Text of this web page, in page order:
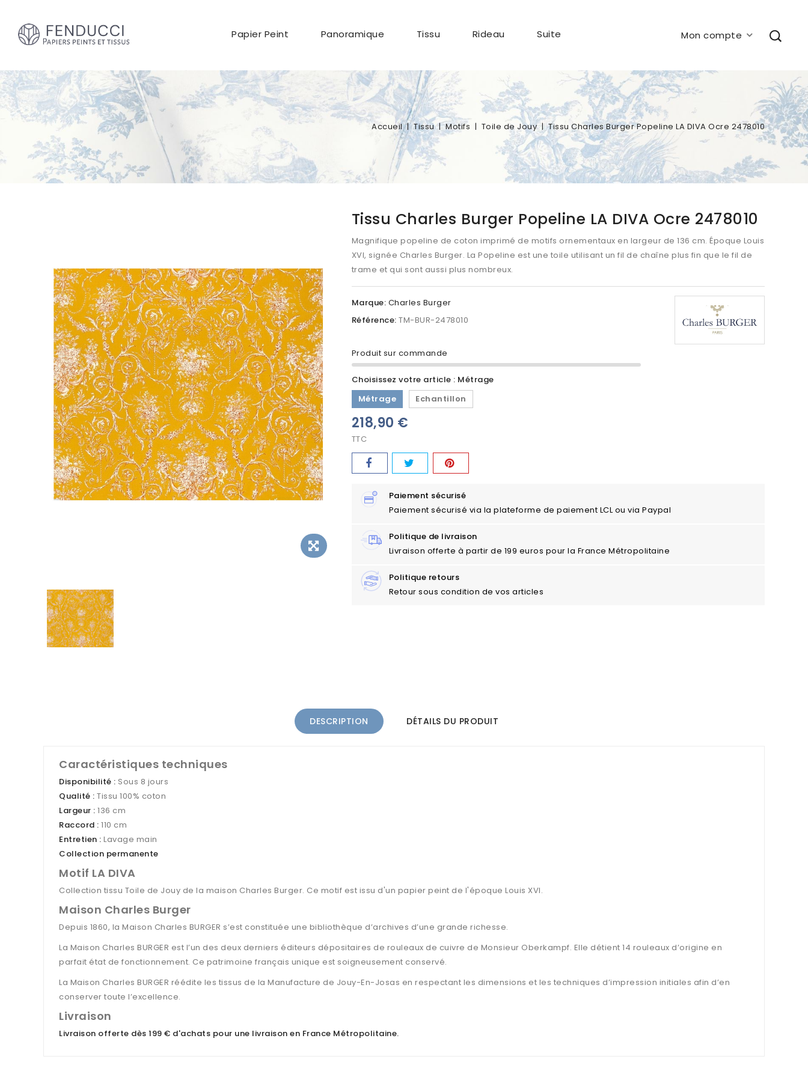
Mon compte
Papier Peint Panoramique Tissu Rideau Suite
Accueil Tissu Motifs Toile de Jouy Tissu Charles Burger Popeline LA DIVA Ocre 2478010
Tissu Charles Burger Popeline LA DIVA Ocre 2478010
Magnifique popeline de coton imprimé de motifs ornementaux en largeur de 136 cm. Époque Louis
XVI, signée Charles Burger. La Popeline est une toile utilisant un fil de chaîne plus fin que le fil de
trame et qui sont aussi plus nombreux.
Marque: Charles Burger
Référence: TM-BUR-2478010
Produit sur commande
Choisissez votre article : Métrage
Métrage
Echantillon
218,90 €
TTC
Paiement sécurisé
Paiement sécurisé via la plateforme de paiement LCL ou via Paypal
Politique de livraison
Livraison offerte à partir de 199 euros pour la France Métropolitaine
Politique retours
Retour sous condition de vos articles
DESCRIPTION DÉTAILS DU PRODUIT
Caractéristiques techniques
Disponibilité : Sous 8 jours
Qualité : Tissu 100% coton
Largeur : 136 cm
Raccord : 110 cm
Entretien : Lavage main
Collection permanente
Motif LA DIVA
Collection tissu Toile de Jouy de la maison Charles Burger. Ce motif est issu d'un papier peint de l'époque Louis XVI.
Maison Charles Burger
Depuis 1860, la Maison Charles BURGER s’est constituée une bibliothèque d’archives d’une grande richesse.
La Maison Charles BURGER est l’un des deux derniers éditeurs dépositaires de rouleaux de cuivre de Monsieur Oberkampf. Elle détient 14 rouleaux d’origine en
parfait état de fonctionnement. Ce patrimoine français unique est soigneusement conservé.
La Maison Charles BURGER réédite les tissus de la Manufacture de Jouy-En-Josas en respectant les dimensions et les techniques d’impression initiales afin d’en
conserver toute l’excellence.
Livraison
Livraison offerte dès 199 € d'achats pour une livraison en France Métropolitaine.